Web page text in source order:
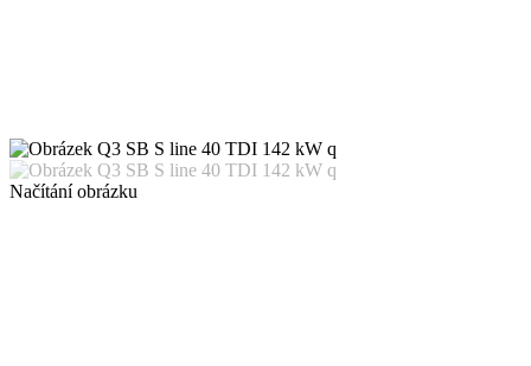
Načítání obrázku